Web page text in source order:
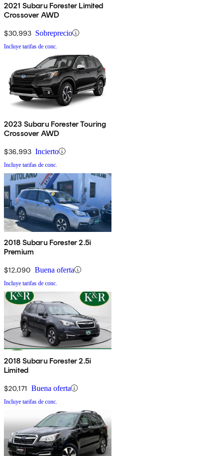
2021 Subaru Forester Limited
Crossover AWD
$30,993 Sobreprecio
Incluye tarifas de conc.
2023 Subaru Forester Touring
Crossover AWD
$36,993 Incierto
Incluye tarifas de conc.
2018 Subaru Forester 2.5i
Premium
$12,090 Buena oferta
Incluye tarifas de conc.
2018 Subaru Forester 2.5i
Limited
$20,171 Buena oferta
Incluye tarifas de conc.